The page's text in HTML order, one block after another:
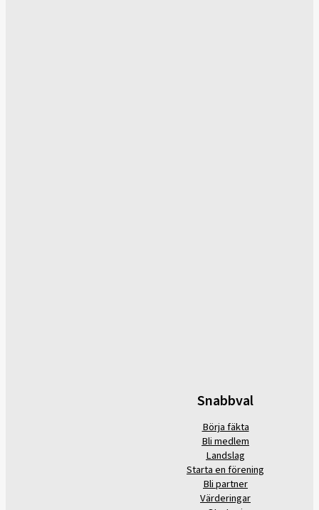
Snabbval
Börja fäkta
Bli medlem
Landslag
Starta en förening
Bli partner
Värderingar